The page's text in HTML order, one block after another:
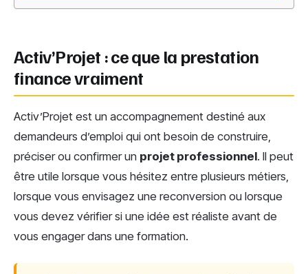
Activ’Projet : ce que la prestation
finance vraiment
Activ’Projet est un accompagnement destiné aux
demandeurs d’emploi qui ont besoin de construire,
préciser ou confirmer un projet professionnel. Il peut
être utile lorsque vous hésitez entre plusieurs métiers,
lorsque vous envisagez une reconversion ou lorsque
vous devez vérifier si une idée est réaliste avant de
vous engager dans une formation.